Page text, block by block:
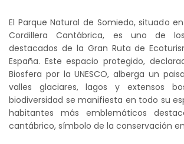
El Parque Natural de Somiedo, situado
Cordillera Cantábrica, es uno de
destacados de la Gran Ruta de
España. Este espacio protegido,
Biosfera por la UNESCO, alberga un
valles glaciares, lagos y extensos
biodiversidad se manifiesta en todo su
habitantes más emblemáticos
cantábrico, símbolo de la conservación